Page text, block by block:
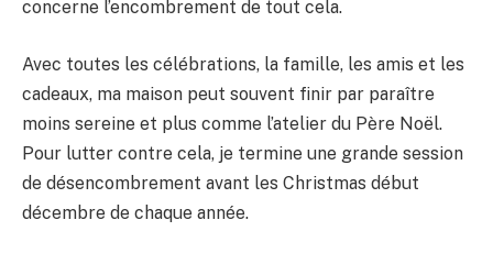
concerne l’encombrement de tout cela.
Avec toutes les célébrations, la famille, les amis et les
cadeaux, ma maison peut souvent finir par paraître
moins sereine et plus comme l’atelier du Père Noël.
Pour lutter contre cela, je termine une grande session
de désencombrement avant les Christmas début
décembre de chaque année.